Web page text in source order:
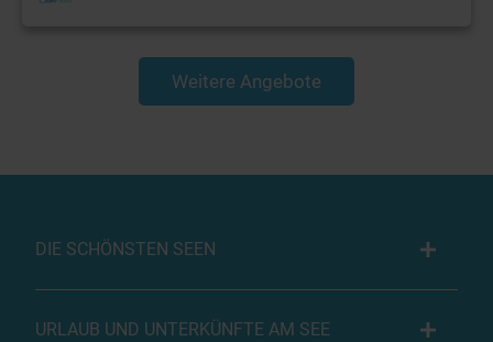
Weitere Angebote
DIE SCHÖNSTEN SEEN
URLAUB UND UNTERKÜNFTE AM SEE